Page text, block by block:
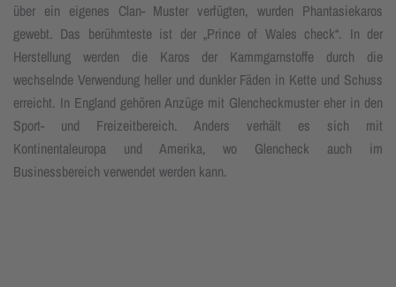
über ein eigenes Clan- Muster verfügten, wurden Phantasiekaros
gewebt. Das berühmteste ist der „Prince of Wales check“. In der
Herstellung werden die Karos der Kammgarnstoffe durch die
wechselnde Verwendung heller und dunkler Fäden in Kette und Schuss
erreicht. In England gehören Anzüge mit Glencheckmuster eher in den
Sport- und Freizeitbereich. Anders verhält es sich mit
Kontinentaleuropa und Amerika, wo Glencheck auch im
Businessbereich verwendet werden kann.